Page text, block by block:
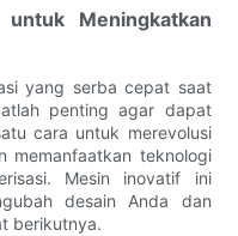
Meningkatkan
yang serba cepat saat
penting agar dapat
cara untuk merevolusi
memanfaatkan teknologi
Mesin inovatif ini
desain Anda dan
berikutnya.